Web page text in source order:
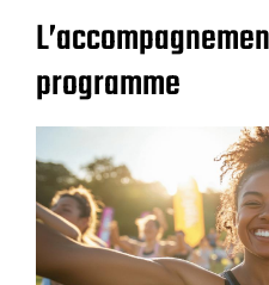
programme